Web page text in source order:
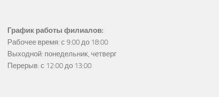
График работы филиалов:
Рабочее время: с 9:00 до 18:00
Выходной: понедельник, четверг
Перерыв: с 12:00 до 13:00